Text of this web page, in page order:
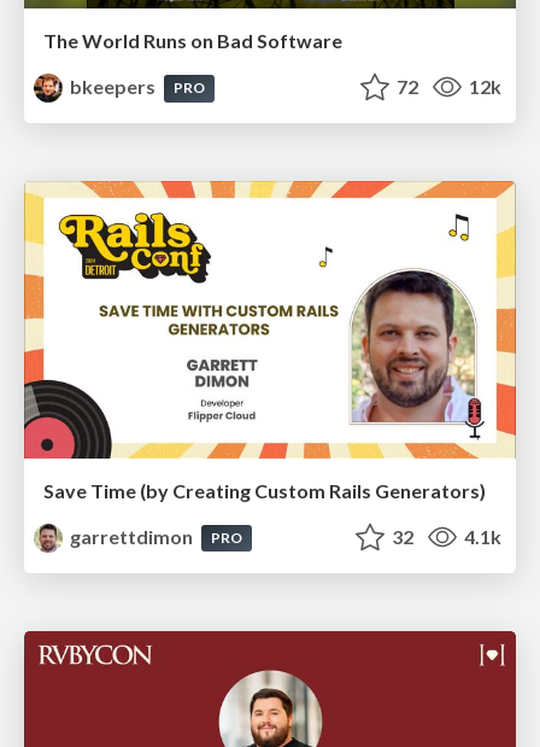
The World Runs on Bad Software
bkeepers
PRO 72 12k
Save Time (by Creating Custom Rails Generators)
garrettdimon
PRO 32 4.1k